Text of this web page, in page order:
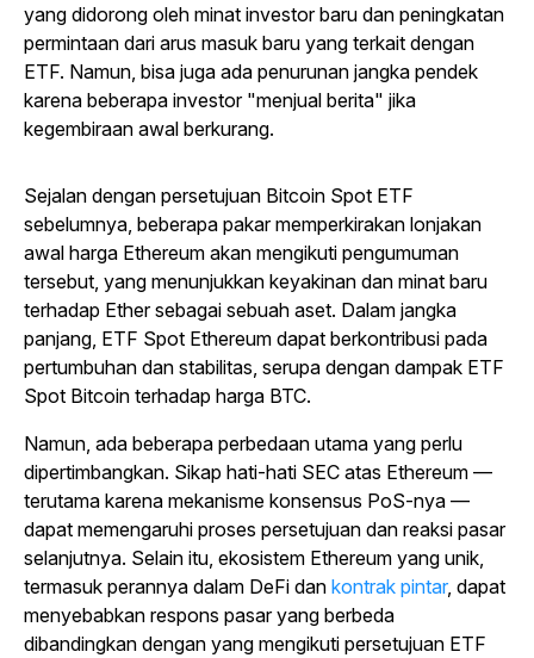
yang didorong oleh minat investor baru dan peningkatan
permintaan dari arus masuk baru yang terkait dengan
ETF. Namun, bisa juga ada penurunan jangka pendek
karena beberapa investor "menjual berita" jika
kegembiraan awal berkurang.
Sejalan dengan persetujuan Bitcoin Spot ETF
sebelumnya, beberapa pakar memperkirakan lonjakan
awal harga Ethereum akan mengikuti pengumuman
tersebut, yang menunjukkan keyakinan dan minat baru
terhadap Ether sebagai sebuah aset. Dalam jangka
panjang, ETF Spot Ethereum dapat berkontribusi pada
pertumbuhan dan stabilitas, serupa dengan dampak ETF
Spot Bitcoin terhadap harga BTC.
Namun, ada beberapa perbedaan utama yang perlu
dipertimbangkan. Sikap hati-hati SEC atas Ethereum —
terutama karena mekanisme konsensus PoS-nya —
dapat memengaruhi proses persetujuan dan reaksi pasar
selanjutnya. Selain itu, ekosistem Ethereum yang unik,
termasuk perannya dalam DeFi dan kontrak pintar, dapat
menyebabkan respons pasar yang berbeda
dibandingkan dengan yang mengikuti persetujuan ETF